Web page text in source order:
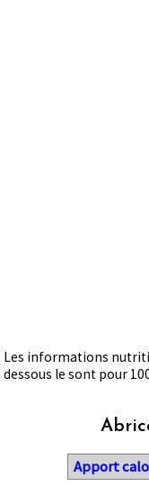
Les informations
dessous le sont pour
Apport